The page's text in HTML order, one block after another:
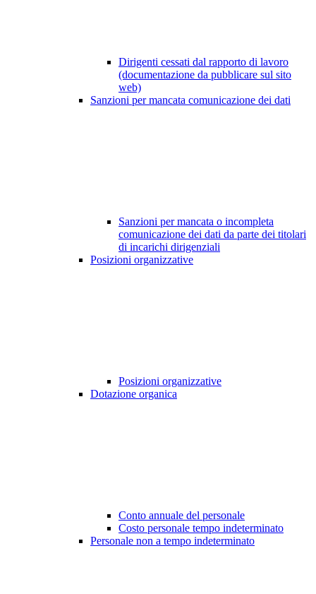
Dirigenti cessati dal rapporto di lavoro
(documentazione da pubblicare sul sito
web)
Sanzioni per mancata comunicazione dei dati
Sanzioni per mancata o incompleta
comunicazione dei dati da parte dei titolari
di incarichi dirigenziali
Posizioni organizzative
Posizioni organizzative
Dotazione organica
Conto annuale del personale
Costo personale tempo indeterminato
Personale non a tempo indeterminato